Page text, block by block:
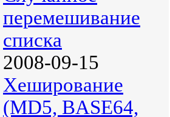
перемешивание
списка
2008-09-15
Хеширование
(MD5, BASE64,